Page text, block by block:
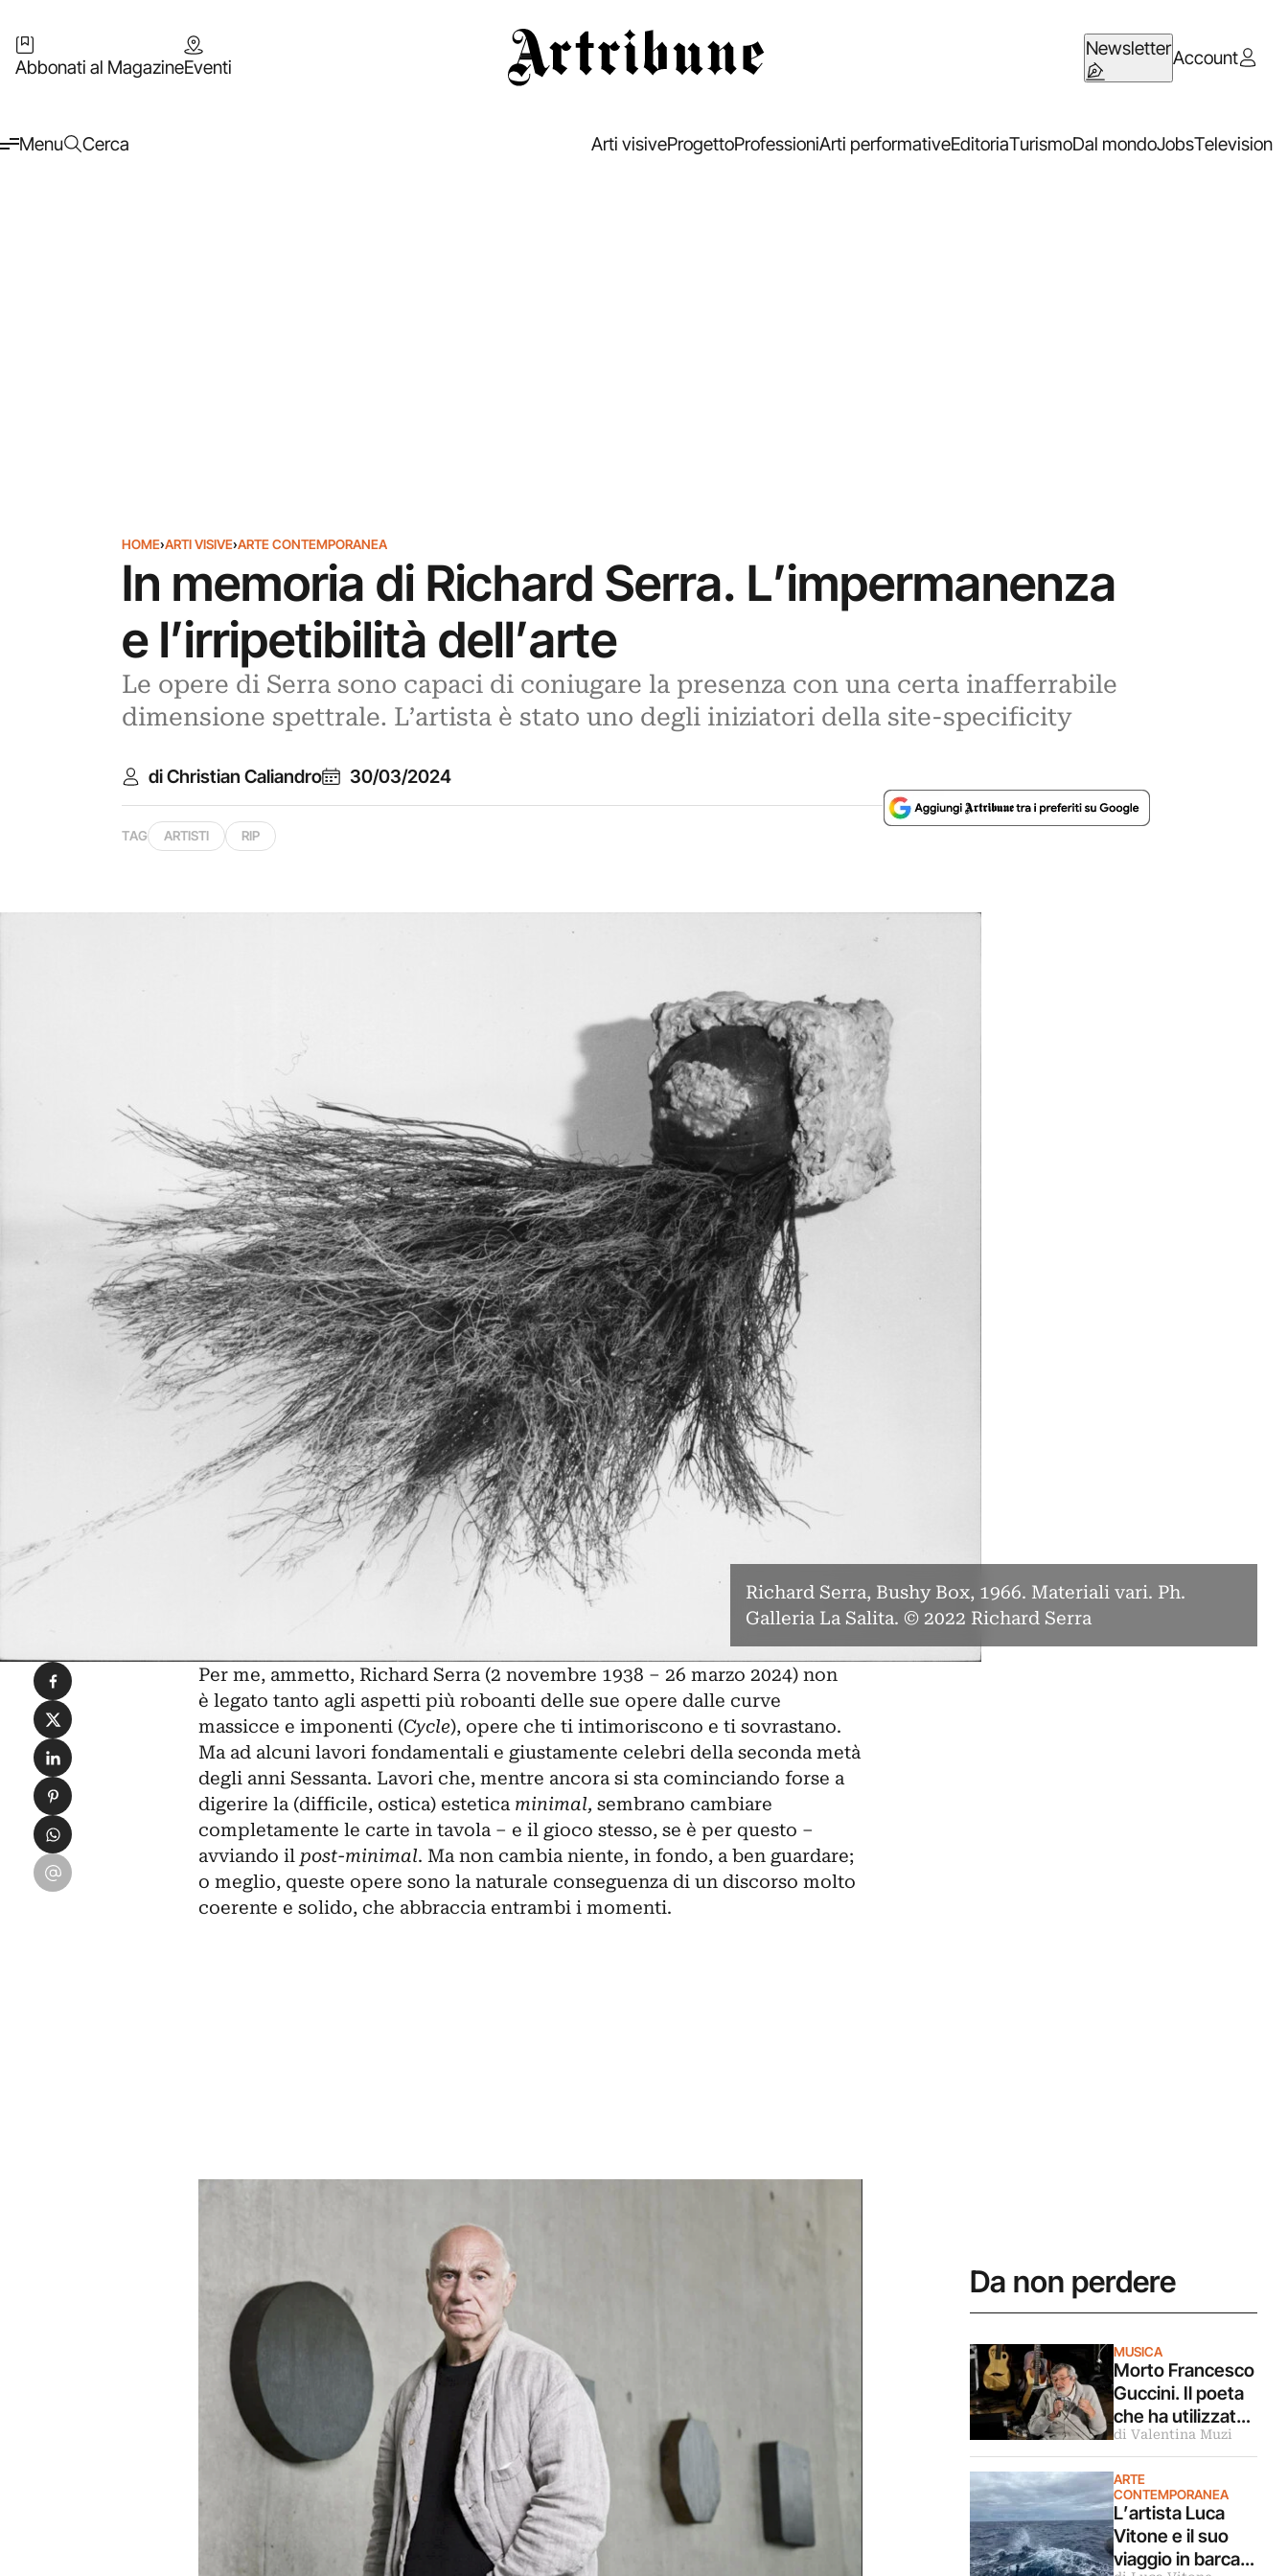
Abbonati al MagazineEventi
NewsletterAccount
Menu Cerca Arti visiveProgettoProfessioniArti performativeEditoriaTurismoDal mondoJobsTelevision
HOME›ARTI VISIVE›ARTE CONTEMPORANEA
In memoria di Richard Serra. L’impermanenza
e l’irripetibilità dell’arte
Le opere di Serra sono capaci di coniugare la presenza con una certa inafferrabile
dimensione spettrale. L’artista è stato uno degli iniziatori della site-specificity
di Christian Caliandro 30/03/2024
TAG ARTISTI RIP
Richard Serra, Bushy Box, 1966. Materiali vari. Ph.
Galleria La Salita. © 2022 Richard Serra
Per me, ammetto, Richard Serra(2 novembre 1938 – 26 marzo 2024) non
è legato tanto agli aspetti più roboanti delle sue opere dalle curve
massicce e imponenti (Cycle), opere che ti intimoriscono e ti sovrastano.
Ma ad alcuni lavori fondamentali e giustamente celebri della seconda metà
degli anni Sessanta. Lavori che, mentre ancora si sta cominciando forse a
digerire la (difficile, ostica) estetica minimal, sembrano cambiare
completamente le carte in tavola – e il gioco stesso, se è per questo –
avviando il post-minimal. Ma non cambia niente, in fondo, a ben guardare;
o meglio, queste opere sono la naturale conseguenza di un discorso molto
coerente e solido, che abbraccia entrambi i momenti.
Da non perdere
MUSICA
Morto Francesco
Guccini. Il poeta
che ha utilizzato
la musica per
raccontare l’Italia
di Valentina Muzi
ARTE
CONTEMPORANEA
L’artista Luca
Vitone e il suo
viaggio in barca
Condividi su Facebook
Condividi su X
Condividi su LinkedIn
Condividi su Pinterest
Condividi su WhatsApp
Condividi su Email